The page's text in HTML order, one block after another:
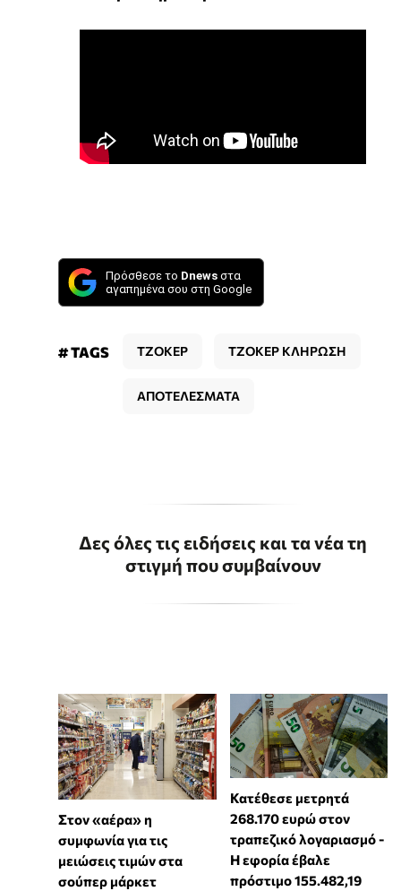
Πρόσθεσε το Dnews στα
αγαπημένα σου στη Google
# TAGS ΤΖΟΚΕΡ ΤΖΟΚΕΡ ΚΛΗΡΩΣΗ
ΑΠΟΤΕΛΕΣΜΑΤΑ
Δες όλες τις ειδήσεις και τα νέα τη
στιγμή που συμβαίνουν
Στον «αέρα» η
συμφωνία για τις
μειώσεις τιμών στα
σούπερ μάρκετ
Κατέθεσε μετρητά
268.170 ευρώ στον
τραπεζικό λογαριασμό -
Η εφορία έβαλε
πρόστιμο 155.482,19